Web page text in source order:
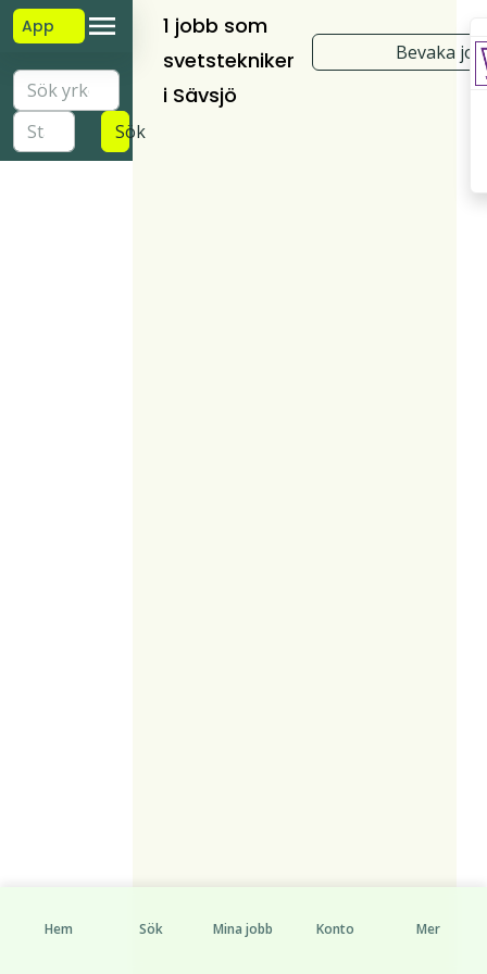
App
Sök
1 jobb som
svetstekniker
i Sävsjö
Bevaka
Hem Sök Mina jobb Konto Mer